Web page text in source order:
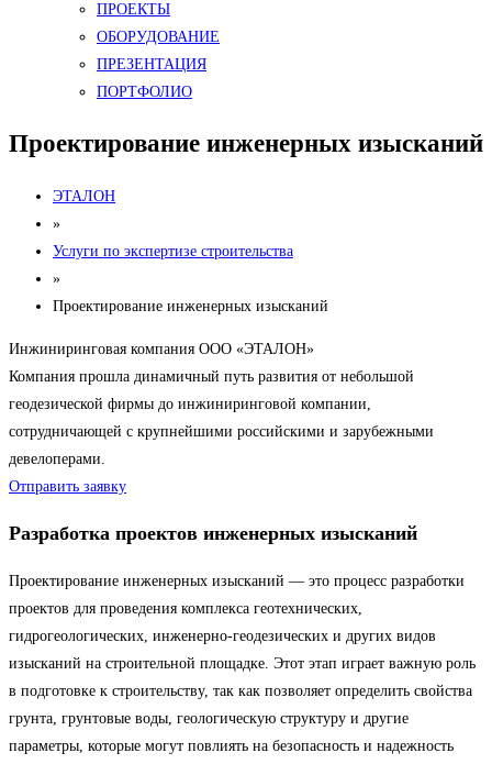
ПРОЕКТЫ
ОБОРУДОВАНИЕ
ПРЕЗЕНТАЦИЯ
ПОРТФОЛИО
Проектирование инженерных изысканий
ЭТАЛОН
»
Услуги по экспертизе строительства
»
Проектирование инженерных изысканий
Инжиниринговая компания ООО «ЭТАЛОН»
Компания прошла динамичный путь развития от небольшой
геодезической фирмы до инжиниринговой компании,
сотрудничающей с крупнейшими российскими и зарубежными
девелоперами.
Отправить заявку
Разработка проектов инженерных изысканий
Проектирование инженерных изысканий — это процесс разработки
проектов для проведения комплекса геотехнических,
гидрогеологических, инженерно-геодезических и других видов
изысканий на строительной площадке. Этот этап играет важную роль
в подготовке к строительству, так как позволяет определить свойства
грунта, грунтовые воды, геологическую структуру и другие
параметры, которые могут повлиять на безопасность и надежность